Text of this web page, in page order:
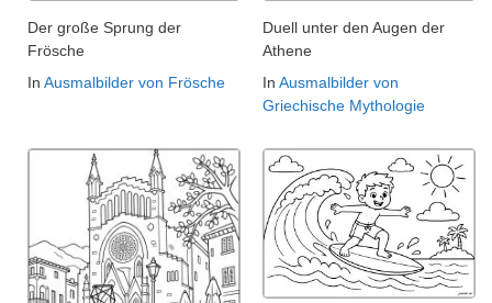
Der große Sprung der
Frösche
In Ausmalbilder von Frösche
Duell unter den Augen der
Athene
In Ausmalbilder von
Griechische Mythologie